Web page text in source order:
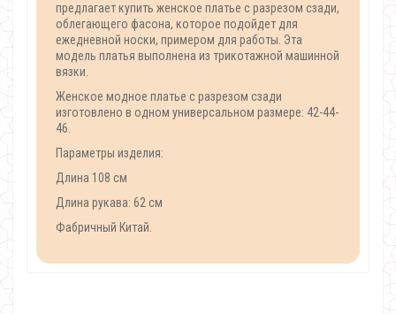
предлагает купить женское платье с разрезом сзади,
облегающего фасона, которое подойдет для
ежедневной носки, примером для работы. Эта
модель платья выполнена из трикотажной машинной
вязки.
Женское модное платье с разрезом сзади
изготовлено в одном универсальном размере: 42-44-
46.
Параметры изделия:
Длина 108 см
Длина рукава: 62 см
Фабричный Китай.